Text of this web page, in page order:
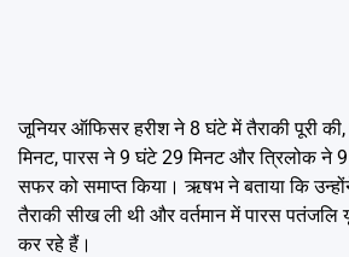
जूनियर ऑफिसर हरीश ने 8 घंटे में तैराकी पूरी
मिनट, पारस ने 9 घंटे 29 मिनट और त्रिलोक ने
सफर को समाप्त किया। ऋषभ ने बताया कि
तैराकी सीख ली थी और वर्तमान में पारस पतंजलि
कर रहे हैं।